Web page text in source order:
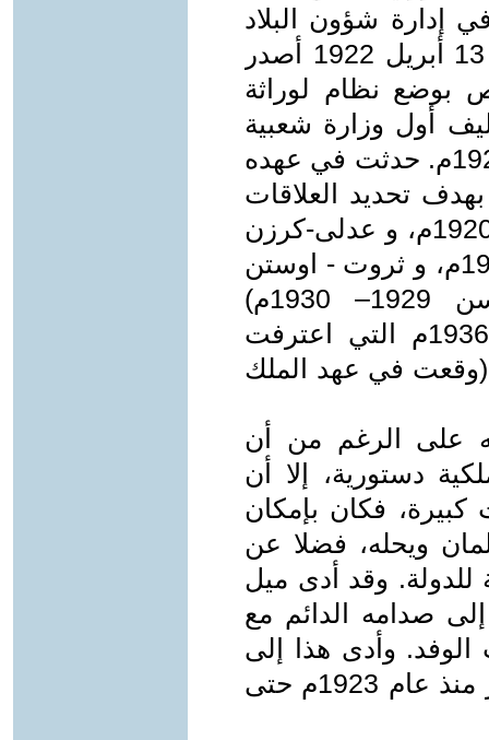
إدارة شؤون البلاد
ويقرر مبدأ المسئولية الوزارية. وفي 13 أبريل 1922 أصدر
لسنة 1922م الخاص بوضع نظام لوراثة
أول وزارة شعبية
برئاسة سعد زغلول وذلك في يناير 1924م. حدثت في عهده
تحديد العلاقات
بين البلدين (مفاوضات زغلول ـ مانر 1920م، و عدلى-كرزن
1921م، وزغلول ـ رامزى مكدونلد 1924م، و ثروت - اوستن
تشمبرلين 1023م، والنحاس-هندرسن 1929– 1930م)
وانتهت المفاوضات بتوقيع معاهدة 1936م التي اعترفت
(وقعت في عهد الملك
على الرغم من أن
دستورية، إلا أن
فكان بإمكان
ويحله، فضلا عن
للدولة. وقد أدى ميل
صدامه الدائم مع
الوفد. وأدى هذا إلى
صراع بين القصر وحزب الوفد استمر منذ عام 1923م حتى